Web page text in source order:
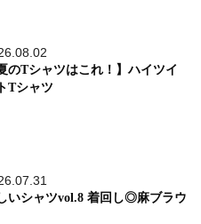
のTシャツはこれ！】ハイツイ
Tシャツ
いシャツvol.8 着回し◎麻ブラウ